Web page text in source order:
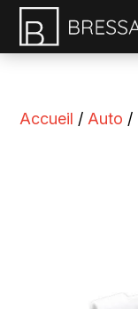
Accueil / Auto /